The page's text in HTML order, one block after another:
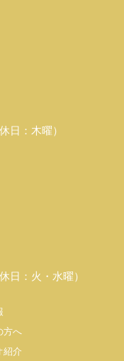
日：木曜）
日：火・水曜）
方へ
紹介